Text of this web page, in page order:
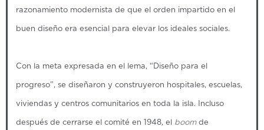
razonamiento modernista de que el orden impartido en el
buen diseño era esencial para elevar los ideales sociales.
Con la meta expresada en el lema, “Diseño para el
progreso”, se diseñaron y construyeron hospitales, escuelas,
viviendas y centros comunitarios en toda la isla. Incluso
después de cerrarse el comité en 1948, el boom de